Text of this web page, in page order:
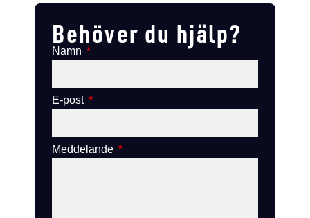
Behöver du hjälp?
Namn
E-post
Meddelande